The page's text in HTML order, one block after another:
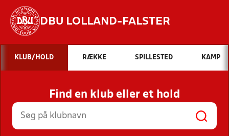
DBU LOLLAND-FALSTER
Hvad vil du søge efter?
INDHOLD OG NYHEDER
STILLINGER, RESULTATER, KLUBBER OG
HOLD
KLUB/HOLD RÆKKE SPILLESTED KAMP
Find en klub eller et hold